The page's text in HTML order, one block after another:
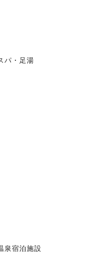
パ・足湯
泉宿泊施設